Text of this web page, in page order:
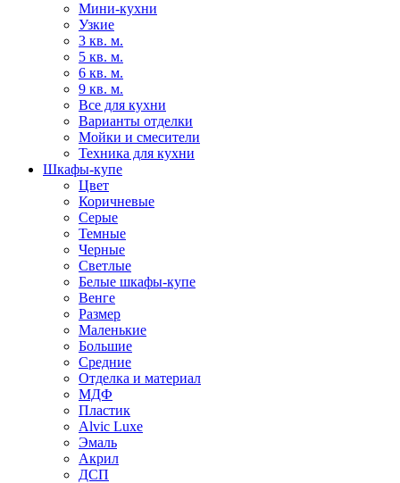
Мини-кухни
Узкие
3 кв. м.
5 кв. м.
6 кв. м.
9 кв. м.
Все для кухни
Варианты отделки
Мойки и смесители
Техника для кухни
Шкафы-купе
Цвет
Коричневые
Серые
Темные
Черные
Светлые
Белые шкафы-купе
Венге
Размер
Маленькие
Большие
Средние
Отделка и материал
МДФ
Пластик
Alvic Luxe
Эмаль
Акрил
ДСП